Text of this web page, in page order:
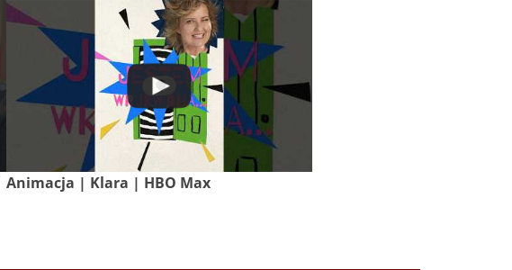
Animacja | Klara | HBO Max